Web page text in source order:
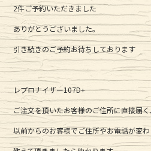
2件ご予約いただきました
ありがとうございました。
引き続きのご予約お待ちしております
レプロナイザー107D+
ご注文を頂いたお客様のご住所に直接届く
以前からのお客様でご住所やお電話が変